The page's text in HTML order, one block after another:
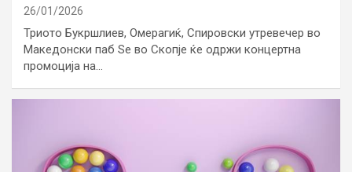
26/01/2026
Триото Букршлиев, Омерагиќ, Спировски утревечер во
Македонски паб Ѕе во Скопје ќе одржи концертна
промоција на…